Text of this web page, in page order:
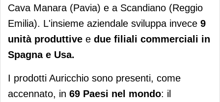
Cava Manara (Pavia) e a Scandiano (Reggio
Emilia). L'insieme aziendale sviluppa invece 9
unità produttive e due filiali commerciali in
Spagna e Usa.
I prodotti Auricchio sono presenti, come
accennato, in 69 Paesi nel mondo: il